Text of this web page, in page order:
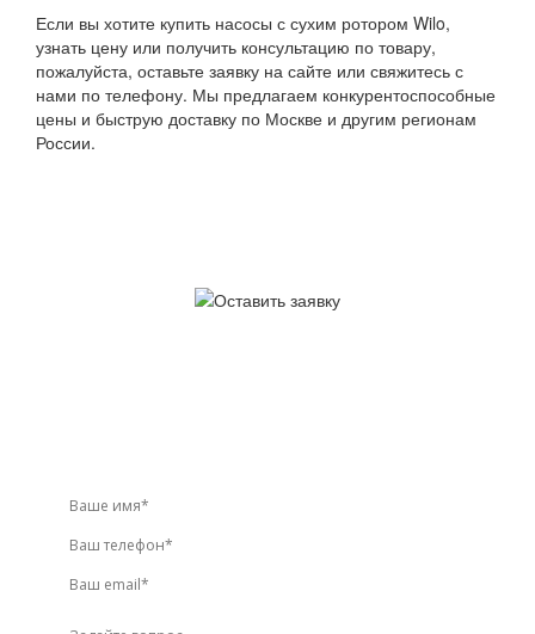
Если вы хотите купить насосы с сухим ротором Wilo,
узнать цену или получить консультацию по товару,
пожалуйста, оставьте заявку на сайте или свяжитесь с
нами по телефону. Мы предлагаем конкурентоспособные
цены и быструю доставку по Москве и другим регионам
России.